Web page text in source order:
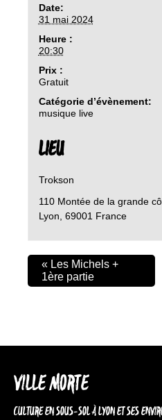
Date:
31 mai 2024
Heure :
20:30
Prix :
Gratuit
Catégorie d’évènement:
musique live
LIEU
Trokson
110 Montée de la grande
Lyon 69001 France
« Les Michels +
1ère partie
VILLE MORTE
CULTURE EN SOUS-SOL À LYON ET SES